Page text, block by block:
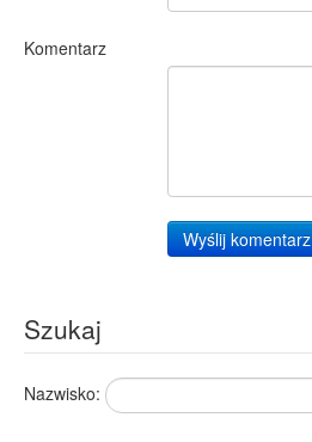
Komentarz
Wyślij komentarz
Szukaj
Nazwisko: